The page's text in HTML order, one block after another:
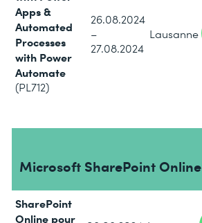
Apps &
Automated
Processes
with Power
Automate
(PL712)
26.08.2024
–
27.08.2024
Lausanne
Microsoft SharePoint Online
SharePoint
Online pour